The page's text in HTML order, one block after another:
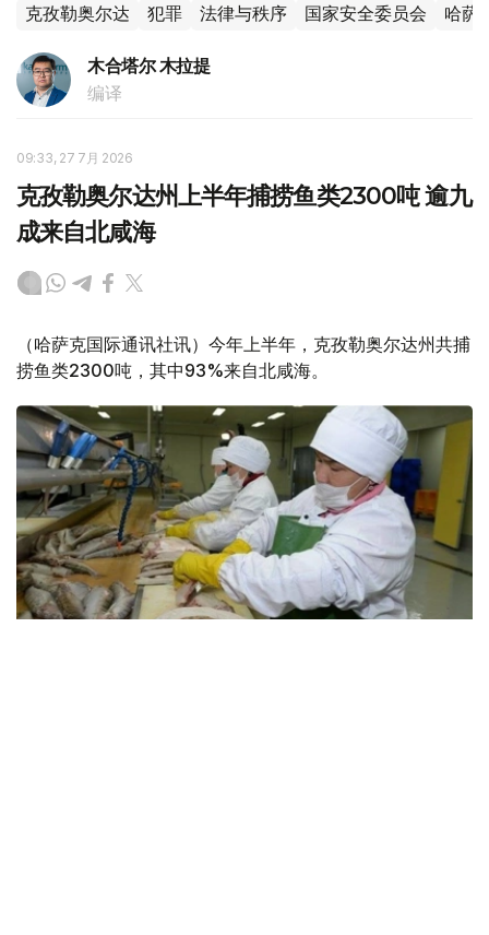
克孜勒奥尔达 犯罪 法律与秩序 国家安全委员会 哈萨
木合塔尔 木拉提
编译
09:33, 27 7月 2026
克孜勒奥尔达州上半年捕捞鱼类2300吨 逾九
成来自北咸海
（哈萨克国际通讯社讯）今年上半年，克孜勒奥尔达州共捕
捞鱼类2300吨，其中93%来自北咸海。